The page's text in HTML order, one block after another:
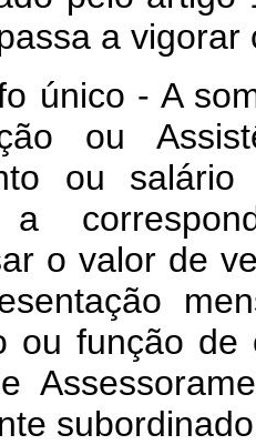
a
único - A
ou
ou
a
o valor de
ou função de